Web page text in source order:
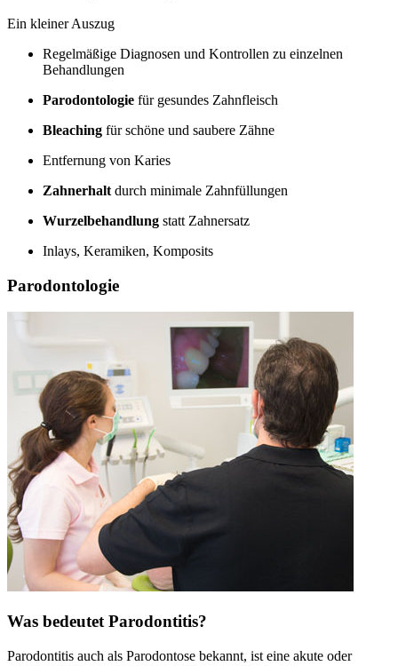
Ein kleiner Auszug
Regelmäßige Diagnosen und Kontrollen zu einzelnen
Behandlungen
Parodontologie für gesundes Zahnfleisch
Bleaching für schöne und saubere Zähne
Entfernung von Karies
Zahnerhalt durch minimale Zahnfüllungen
Wurzelbehandlung statt Zahnersatz
Inlays, Keramiken, Komposits
Parodontologie
Was bedeutet Parodontitis?
Parodontitis auch als Parodontose bekannt, ist eine akute oder